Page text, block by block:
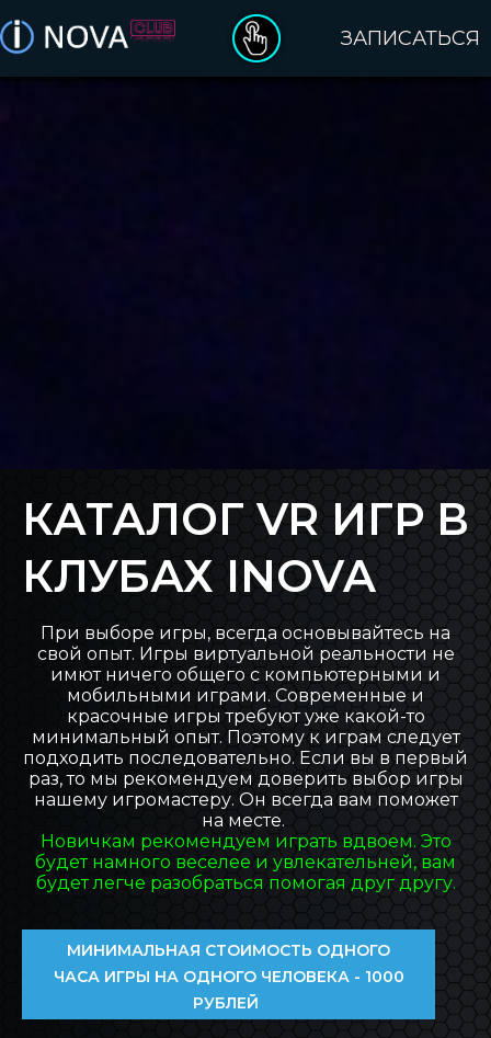
БЛОГ INOVA
ОБРАТНАЯ СВЯЗЬ
ЗАПИСАТЬСЯ
КАТАЛОГ VR ИГР В
КЛУБАХ INOVA
При выборе игры, всегда основывайтесь на
свой опыт. Игры виртуальной реальности не
имют ничего общего с компьютерными и
мобильными играми. Современные и
красочные игры требуют уже какой-то
минимальный опыт. Поэтому к играм следует
подходить последовательно. Если вы в первый
раз, то мы рекомендуем доверить выбор игры
нашему игромастеру. Он всегда вам поможет
на месте.
Новичкам рекомендуем играть вдвоем. Это
будет намного веселее и увлекательней, вам
будет легче разобраться помогая друг другу.
МИНИМАЛЬНАЯ СТОИМОСТЬ ОДНОГО
ЧАСА ИГРЫ НА ОДНОГО ЧЕЛОВЕКА - 1000
РУБЛЕЙ